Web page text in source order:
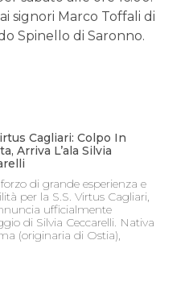
signori Marco Toffali di
Spinello di Saronno.
Cagliari: Colpo In
Arriva L’ala Silvia
di grande esperienza e
per la S.S. Virtus Cagliari,
ufficialmente
di Silvia Ceccarelli. Nativa
(originaria di Ostia),